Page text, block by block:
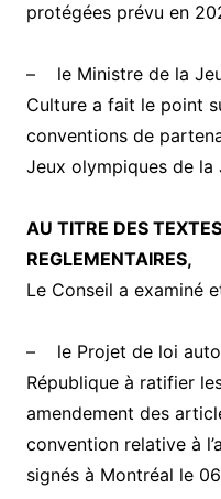
protégées prévu en
– le Ministre de la
Culture a fait le point
conventions de
Jeux olympiques de la
AU TITRE DES
REGLEMENTAIRES,
Le Conseil a examiné
– le Projet de loi
République à ratifier
amendement des
convention relative à
signés à Montréal le